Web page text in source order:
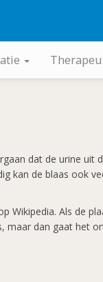
dat de urine
kan de blaas ook
Wikipedia. Als de
dan gaat het